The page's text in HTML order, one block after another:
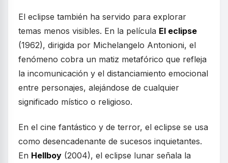
El eclipse también ha servido para explorar
temas menos visibles. En la película El eclipse
(1962), dirigida por Michelangelo Antonioni, el
fenómeno cobra un matiz metafórico que refleja
la incomunicación y el distanciamiento emocional
entre personajes, alejándose de cualquier
significado místico o religioso.
En el cine fantástico y de terror, el eclipse se usa
como desencadenante de sucesos inquietantes.
En Hellboy (2004), el eclipse lunar señala la